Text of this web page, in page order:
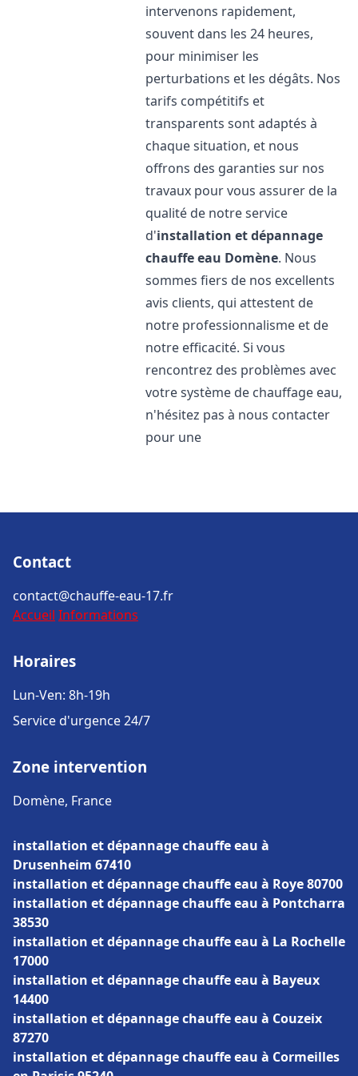
intervenons rapidement,
souvent dans les 24 heures,
pour minimiser les
perturbations et les dégâts. Nos
tarifs compétitifs et
transparents sont adaptés à
chaque situation, et nous
offrons des garanties sur nos
travaux pour vous assurer de la
qualité de notre service
d'installation et dépannage
chauffe eau Domène. Nous
sommes fiers de nos excellents
avis clients, qui attestent de
notre professionnalisme et de
notre efficacité. Si vous
rencontrez des problèmes avec
votre système de chauffage eau,
n'hésitez pas à nous contacter
pour une
Contact
contact@chauffe-eau-17.fr
Accueil Informations
Horaires
Lun-Ven: 8h-19h
Service d'urgence 24/7
Zone intervention
Domène, France
installation et dépannage chauffe eau à
Drusenheim 67410
installation et dépannage chauffe eau à Roye 80700
installation et dépannage chauffe eau à Pontcharra
38530
installation et dépannage chauffe eau à La Rochelle
17000
installation et dépannage chauffe eau à Bayeux
14400
installation et dépannage chauffe eau à Couzeix
87270
installation et dépannage chauffe eau à Cormeilles